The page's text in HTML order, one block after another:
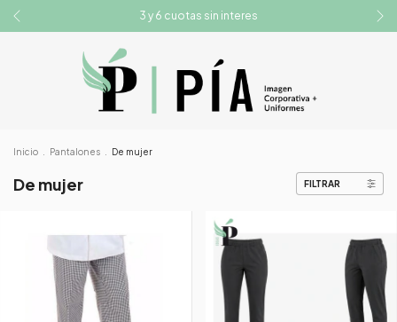
3 y 6 cuotas sin interes
Inicio Pantalones De mujer
De mujer FILTRAR